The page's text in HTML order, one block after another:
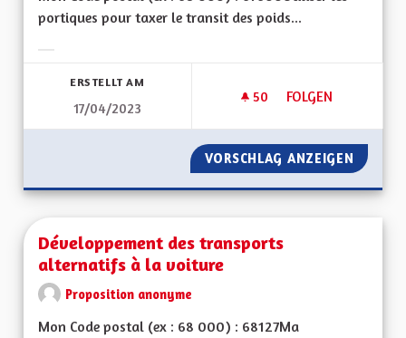
portiques pour taxer le transit des poids...
ERSTELLT AM
17/04/2023
50 50 FOLLOWER
FOLGEN
DÉSENGORGER L
VORSCHLAG ANZEIGEN
Développement des transports
alternatifs à la voiture
Proposition anonyme
Mon Code postal (ex : 68 000) : 68127Ma